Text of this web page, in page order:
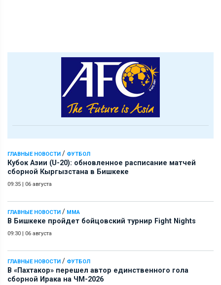
ГЛАВНЫЕ НОВОСТИ / ФУТБОЛ
Кубок Азии (U-20): обновленное расписание матчей
сборной Кыргызстана в Бишкеке
09:35 06 августа
ГЛАВНЫЕ НОВОСТИ / ММА
В Бишкеке пройдет бойцовский турнир Fight Nights
09:30 06 августа
ГЛАВНЫЕ НОВОСТИ / ФУТБОЛ
В «Пахтакор» перешел автор единственного гола
сборной Ирака на ЧМ-2026